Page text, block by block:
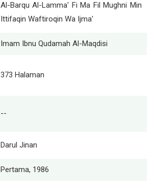
Al-Barqu Al-Lamma' Fi Ma Fil Mughni Min
Ittifaqin Waftiroqin Wa Ijma'
Imam Ibnu Qudamah Al-Maqdisi
373 Halaman
--
Darul Jinan
Pertama, 1986